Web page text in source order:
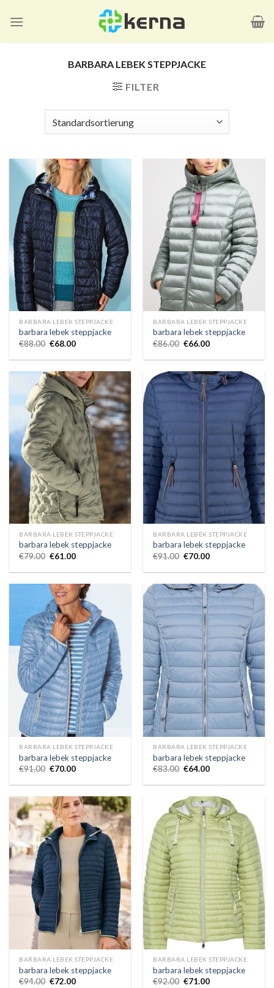
Inhalt
BARBARA LEBEK STEPPJACKE
FILTER
BARBARA LEBEK STEPPJACKE
barbara lebek steppjacke
€88.00 €68.00
BARBARA LEBEK STEPPJACKE
barbara lebek steppjacke
€86.00 €66.00
BARBARA LEBEK STEPPJACKE
barbara lebek steppjacke
€79.00 €61.00
BARBARA LEBEK STEPPJACKE
barbara lebek steppjacke
€91.00 €70.00
BARBARA LEBEK STEPPJACKE
barbara lebek steppjacke
€91.00 €70.00
BARBARA LEBEK STEPPJACKE
barbara lebek steppjacke
€83.00 €64.00
BARBARA LEBEK STEPPJACKE
barbara lebek steppjacke
€94.00 €72.00
BARBARA LEBEK STEPPJACKE
barbara lebek steppjacke
€92.00 €71.00